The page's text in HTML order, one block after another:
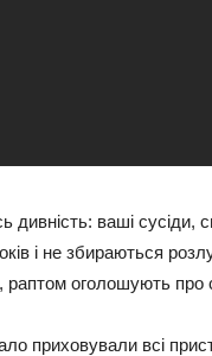
дивність: ваші сусіди,
і не збираються
раптом оголошують про
приховували всі